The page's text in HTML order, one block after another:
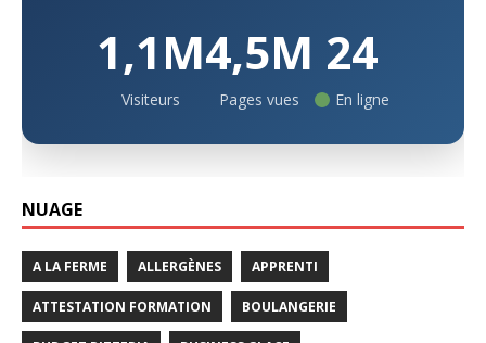
1,1M
Visiteurs
4,5M
Pages vues
24
En ligne
NUAGE
A LA FERME ALLERGÈNES APPRENTI
ATTESTATION FORMATION BOULANGERIE